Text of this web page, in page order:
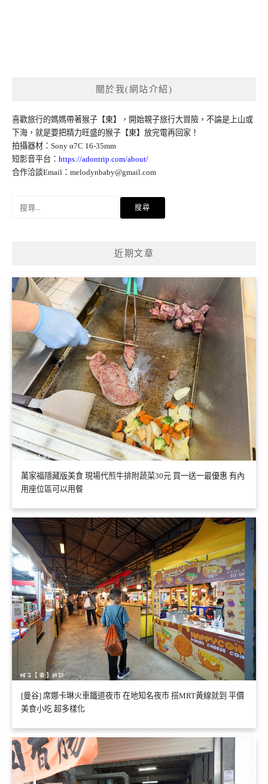
關於我(網站介紹)
喜歡旅行的媽媽帶著猴子【東】，開始親子旅行大冒險，不論是上山或
下海，就是要把精力旺盛的猴子【東】放完電再回家！
拍攝器材：Sony α7C 16-35mm
短影音平台： https://adontrip.com/about/
合作洽談Email： melodynbaby@gmail.com
近期文章
萬家福隱藏版美食 現場代煎牛排附蔬菜30元 買一送一最優惠 有內
用座位區可以用餐
[曼谷] 席娜卡琳火車鐵道夜市 在地知名夜市 搭MRT黃線就到 平價
美食小吃 超多樣化